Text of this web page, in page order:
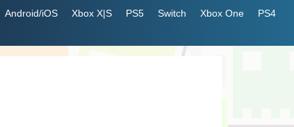
Android/iOS Xbox X|S PS5 Switch Xbox One
PS4